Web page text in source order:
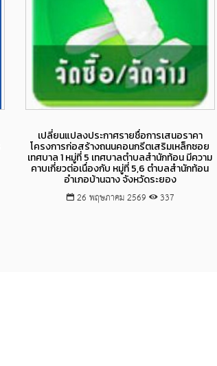
เปลี่ยนแปลงประกาศรายชื่อการเสนอราคา
โครงการก่อสร้างถนนคอนกรีตเสริมเหล็กซอย
เทศบาล 1 หมู่ที่ 5 เทศบาลตำบลสำนักท้อน มีความ
คาบเกี่ยวต่อเนื่องกับ หมู่ที่ 5,6 ตำบลสำนักท้อน
อำเภอบ้านฉาง จังหวัดระยอง
26 พฤษภาคม 2569 337